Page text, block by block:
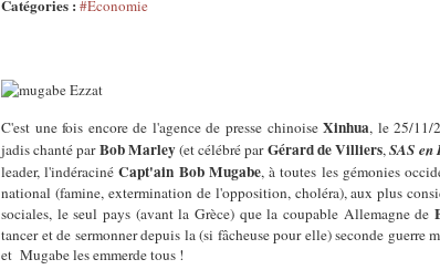
Catégories : #Economie
C'est une fois encore de l'agence de presse chinoiseXinhua, le 25/11/
jadis chanté parBob Marley(et célébré parGérard de Villiers,SAS en
leader, l'indéracinéCapt'ain Bob Mugabe, à toutes les gémonies
national (famine, extermination de l'opposition, choléra), aux plus
sociales, le seul pays (avant la Grèce) que la coupable Allemagne de
tancer et de sermonner depuis la (si fâcheuse pour elle) seconde
et Mugabe les emmerde tous !